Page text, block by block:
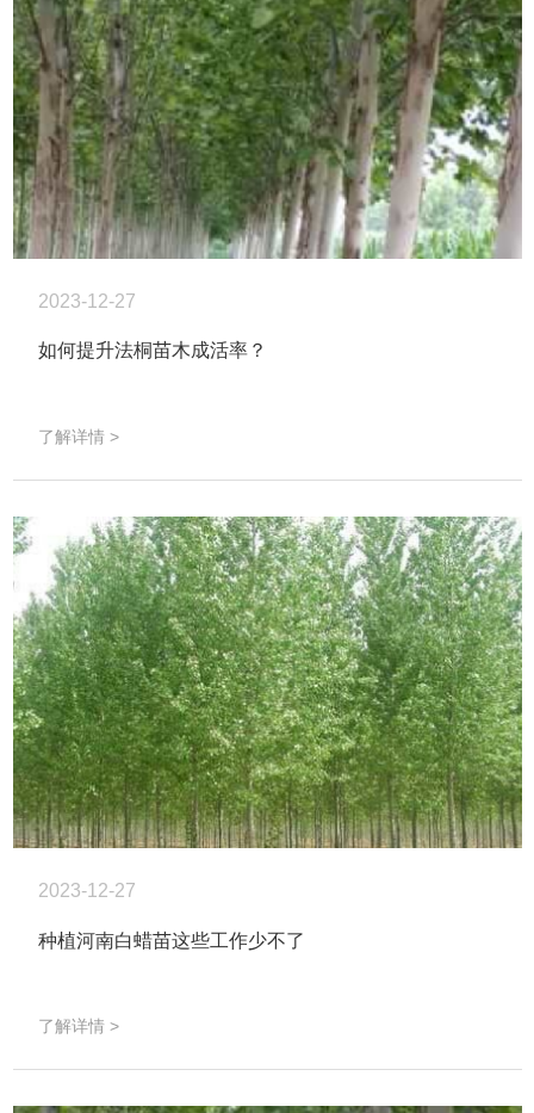
2023-12-27
如何提升法桐苗木成活率？
了解详情 >
2023-12-27
种植河南白蜡苗这些工作少不了
了解详情 >